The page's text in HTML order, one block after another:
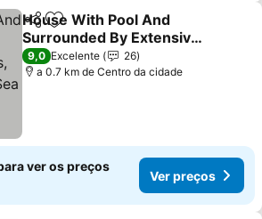
PartilharAdicionar aos favoritos
House With Pool And
Surrounded By Extensive
Gardens, Situated On A
Hill, Sea View
Ver preços
9,0 Excelente
26
a 0.7 km de Centro da cidade
ver os preços
Ver preços